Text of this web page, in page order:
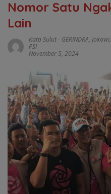
Nomor Satu
Lain
Kata Sulut- GERINDRA, Jokowi,
PSI
November 5, 2024